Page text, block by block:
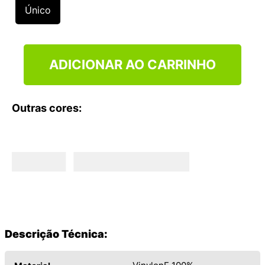
Único
ADICIONAR AO CARRINHO
Outras cores:
Descrição Técnica:
º
VEJA COUNTRY
10º NEW 530